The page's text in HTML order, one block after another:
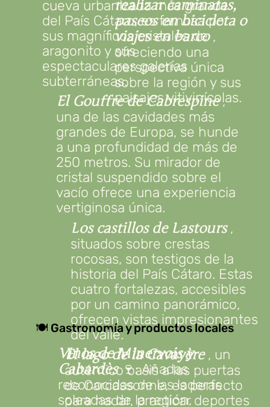
🍽️ Gastronomía y productos locales
Vinos de Minervois y
Cabardès🍷: Añadas
reconocidas de las laderas
soleadas de la región,
cueva urbanizada más grande
del País Cátaro, es famosa por
sus magníficos cristales de
aragonito y sus
espectaculares galerías
subterráneas.
El Gouffre de Cabrespine,
una de las cavidades más
grandes de Europa, se hunde
a una profundidad de más de
250 metros. Su mirador de
cristal suspendido sobre el
vacío ofrece una experiencia
vertiginosa única.
Los castillos de Lastours,
situados sobre crestas
rocosas, son testigos de la
historia del País Cátaro. Estas
cuatro fortalezas, accesibles
por un camino panorámico,
ofrecen vistas impresionantes
del valle.
El lago de la Cavayère, un
auténtico oasis a las puertas
de Carcassonne, es perfecto
para nadar, practicar deportes
realizar caminatas,
paseos en bicicleta o
viajes en barco,
ofreciendo una
perspectiva única
sobre la región y sus
paisajes vitivinícolas.